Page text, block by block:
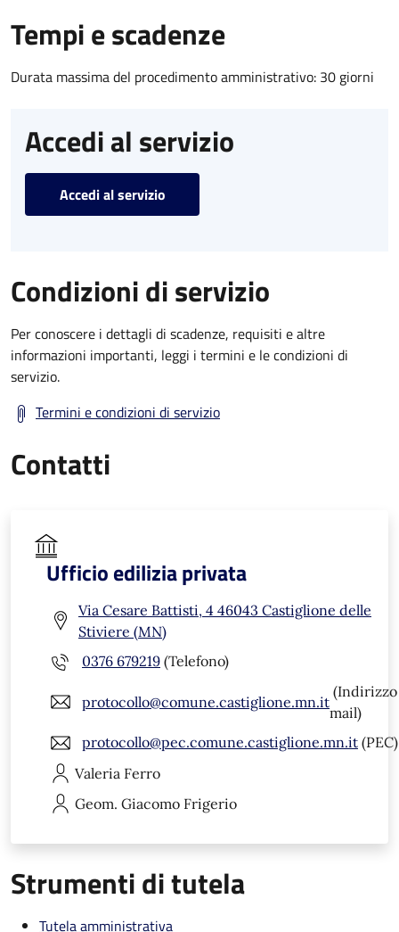
Tempi e scadenze
Durata massima del procedimento amministrativo: 30 giorni
Accedi al servizio
Accedi al servizio
Condizioni di servizio
Per conoscere i dettagli di scadenze, requisiti e altre
informazioni importanti, leggi i termini e le condizioni di
servizio.
Termini e condizioni di servizio
Contatti
Ufficio edilizia privata
Via Cesare Battisti, 4 46043 Castiglione delle
Stiviere (MN)
0376 679219 (Telefono)
protocollo@comune.castiglione.mn.it
(Indirizzo
mail)
protocollo@pec.comune.castiglione.mn.it (PEC)
Valeria Ferro
Geom. Giacomo Frigerio
Strumenti di tutela
Tutela amministrativa